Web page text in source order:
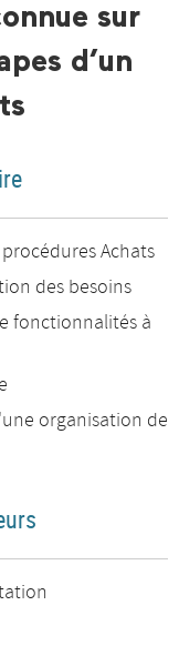
sur
d’un
Achats
des besoins
fonctionnalités à
organisation de